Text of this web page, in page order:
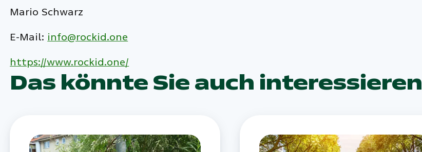
Mario Schwarz
E-Mail: info@rockid.one
https://www.rockid.one/
Das könnte Sie auch interessieren